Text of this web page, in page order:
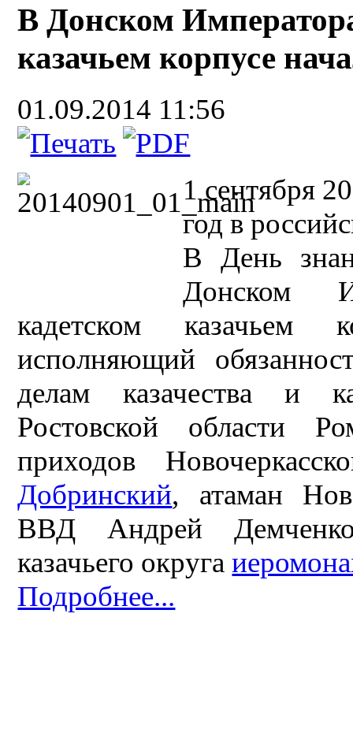
В Донском
казачьем корпусе
01.09.2014 11:56
1 сентября
год в
В День
Донском
кадетском казачьем
исполняющий
делам казачества и
Ростовской области
приходов
Добринский, атаман
ВВД Андрей Демченко,
казачьего округа
Подробнее...